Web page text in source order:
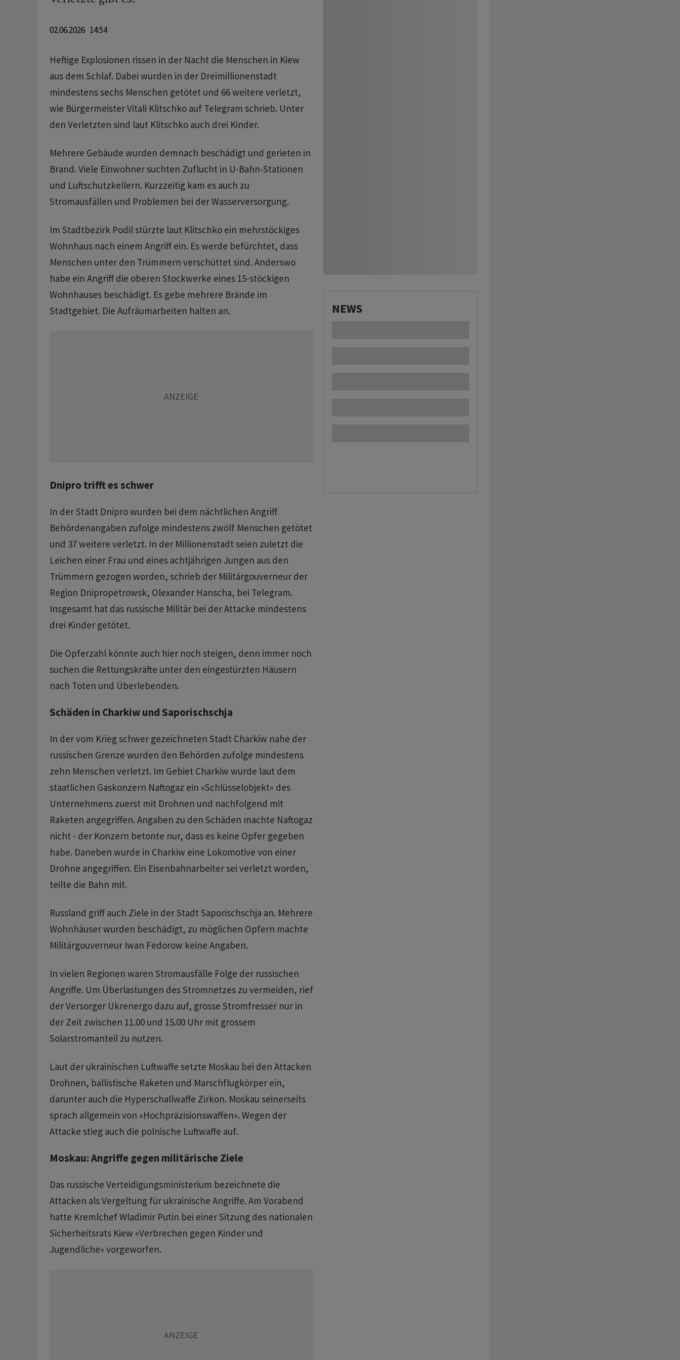
02.06.2026 14:54
Heftige Explosionen rissen in der Nacht die Menschen in Kiew
aus dem Schlaf. Dabei wurden in der Dreimillionenstadt
mindestens sechs Menschen getötet und 66 weitere verletzt,
wie Bürgermeister Vitali Klitschko auf Telegram schrieb. Unter
den Verletzten sind laut Klitschko auch drei Kinder.
Mehrere Gebäude wurden demnach beschädigt und gerieten in
Brand. Viele Einwohner suchten Zuflucht in U-Bahn-Stationen
und Luftschutzkellern. Kurzzeitig kam es auch zu
Stromausfällen und Problemen bei der Wasserversorgung.
Im Stadtbezirk Podil stürzte laut Klitschko ein mehrstöckiges
Wohnhaus nach einem Angriff ein. Es werde befürchtet, dass
Menschen unter den Trümmern verschüttet sind. Anderswo
habe ein Angriff die oberen Stockwerke eines 15-stöckigen
Wohnhauses beschädigt. Es gebe mehrere Brände im
Stadtgebiet. Die Aufräumarbeiten halten an.
Dnipro trifft es schwer
In der Stadt Dnipro wurden bei dem nächtlichen Angriff
Behördenangaben zufolge mindestens zwölf Menschen getötet
und 37 weitere verletzt. In der Millionenstadt seien zuletzt die
Leichen einer Frau und eines achtjährigen Jungen aus den
Trümmern gezogen worden, schrieb der Militärgouverneur der
Region Dnipropetrowsk, Olexander Hanscha, bei Telegram.
Insgesamt hat das russische Militär bei der Attacke mindestens
drei Kinder getötet.
Die Opferzahl könnte auch hier noch steigen, denn immer noch
suchen die Rettungskräfte unter den eingestürzten Häusern
nach Toten und Überlebenden.
Schäden in Charkiw und Saporischschja
In der vom Krieg schwer gezeichneten Stadt Charkiw nahe der
russischen Grenze wurden den Behörden zufolge mindestens
zehn Menschen verletzt. Im Gebiet Charkiw wurde laut dem
staatlichen Gaskonzern Naftogaz ein «Schlüsselobjekt» des
Unternehmens zuerst mit Drohnen und nachfolgend mit
Raketen angegriffen. Angaben zu den Schäden machte Naftogaz
nicht - der Konzern betonte nur, dass es keine Opfer gegeben
habe. Daneben wurde in Charkiw eine Lokomotive von einer
Drohne angegriffen. Ein Eisenbahnarbeiter sei verletzt worden,
teilte die Bahn mit.
Russland griff auch Ziele in der Stadt Saporischschja an. Mehrere
Wohnhäuser wurden beschädigt, zu möglichen Opfern machte
Militärgouverneur Iwan Fedorow keine Angaben.
In vielen Regionen waren Stromausfälle Folge der russischen
Angriffe. Um Überlastungen des Stromnetzes zu vermeiden, rief
der Versorger Ukrenergo dazu auf, grosse Stromfresser nur in
der Zeit zwischen 11.00 und 15.00 Uhr mit grossem
Solarstromanteil zu nutzen.
Laut der ukrainischen Luftwaffe setzte Moskau bei den Attacken
Drohnen, ballistische Raketen und Marschflugkörper ein,
darunter auch die Hyperschallwaffe Zirkon. Moskau seinerseits
sprach allgemein von «Hochpräzisionswaffen». Wegen der
Attacke stieg auch die polnische Luftwaffe auf.
Moskau: Angriffe gegen militärische Ziele
Das russische Verteidigungsministerium bezeichnete die
Attacken als Vergeltung für ukrainische Angriffe. Am Vorabend
hatte Kremlchef Wladimir Putin bei einer Sitzung des nationalen
Sicherheitsrats Kiew «Verbrechen gegen Kinder und
Jugendliche» vorgeworfen.
NEWS